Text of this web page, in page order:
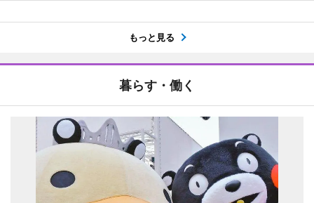
もっと見る
暮らす・働く